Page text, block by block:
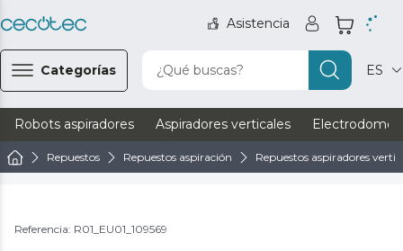
Asistencia
Categorías ¿Qué buscas? ES
Robots aspiradores Aspiradores verticales
Repuestos Repuestos aspiración Repuestos aspiradores
Referencia: R01_EU01_109569